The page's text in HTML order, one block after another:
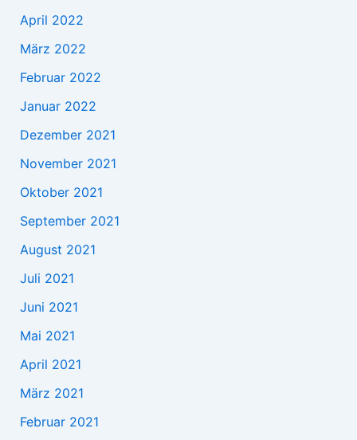
April 2022
März 2022
Februar 2022
Januar 2022
Dezember 2021
November 2021
Oktober 2021
September 2021
August 2021
Juli 2021
Juni 2021
Mai 2021
April 2021
März 2021
Februar 2021